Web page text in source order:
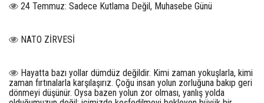
24 Temmuz: Sadece Kutlama Değil, Muhasebe Günü
NATO ZİRVESİ
Hayatta bazı yollar dümdüz değildir. Kimi zaman yokuşlarla, kimi
zaman fırtınalarla karşılaşırız. Çoğu insan yolun zorluğuna bakıp geri
dönmeyi düşünür. Oysa bazen yolun zor olması, yanlış yolda